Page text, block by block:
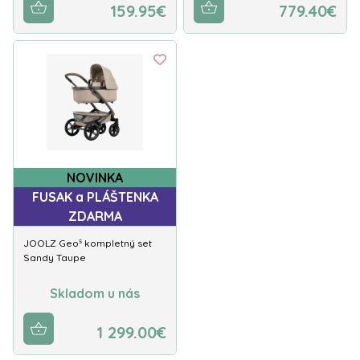
159.95€ 779.40€
NOVINKA
FUSAK a PLÁŠTENKA
ZDARMA
JOOLZ Geo⁵ kompletný set
Sandy Taupe
Skladom u nás
1 299.00€